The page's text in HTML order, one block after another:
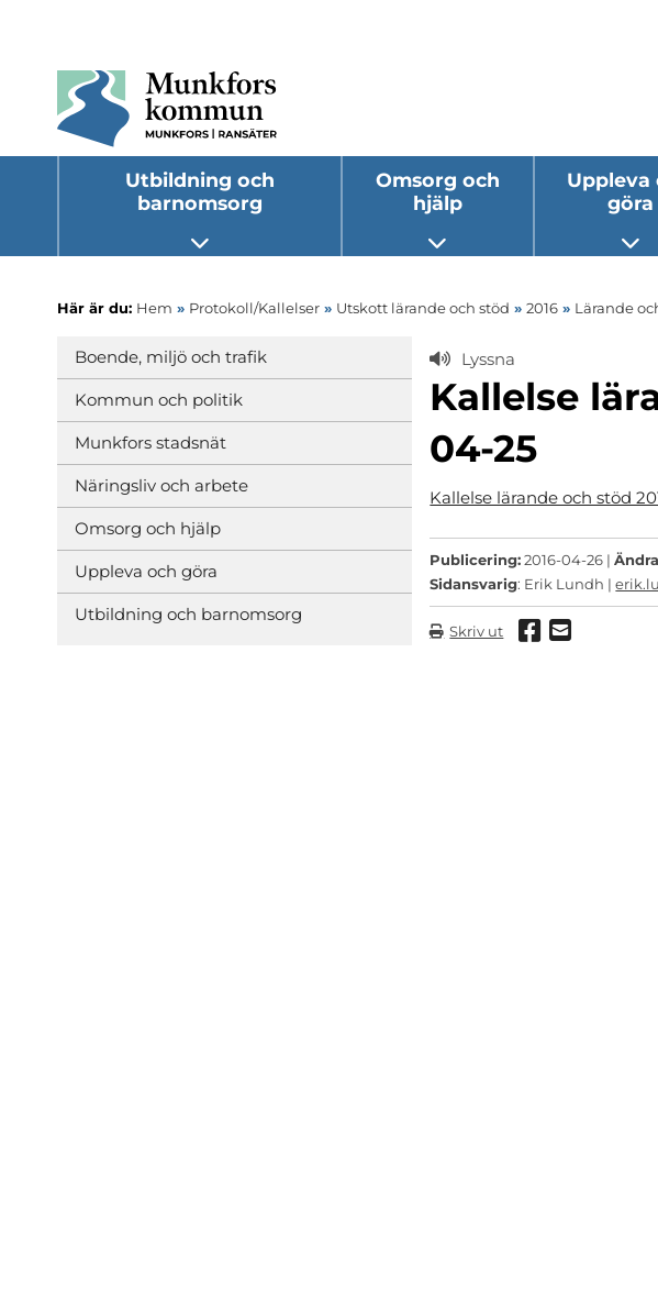
Utbildning och
barnomsorg
Öppna undermeny
Omsorg och
hjälp
Öppna undermeny
Uppleva
göra
Här är du: Hem » Protokoll/Kallelser » Utskott lärande och stöd » 2016 » Lärande
Boende, miljö och trafik
Kommun och politik
Munkfors stadsnät
Näringsliv och arbete
Omsorg och hjälp
Uppleva och göra
Utbildning och barnomsorg
Lyssna
Kallelse
04-25
Kallelse lärande och stöd
Publicering:2016-04-26 |
Sidansvarig: Erik Lundh |
Skriv ut Dela via
Dela